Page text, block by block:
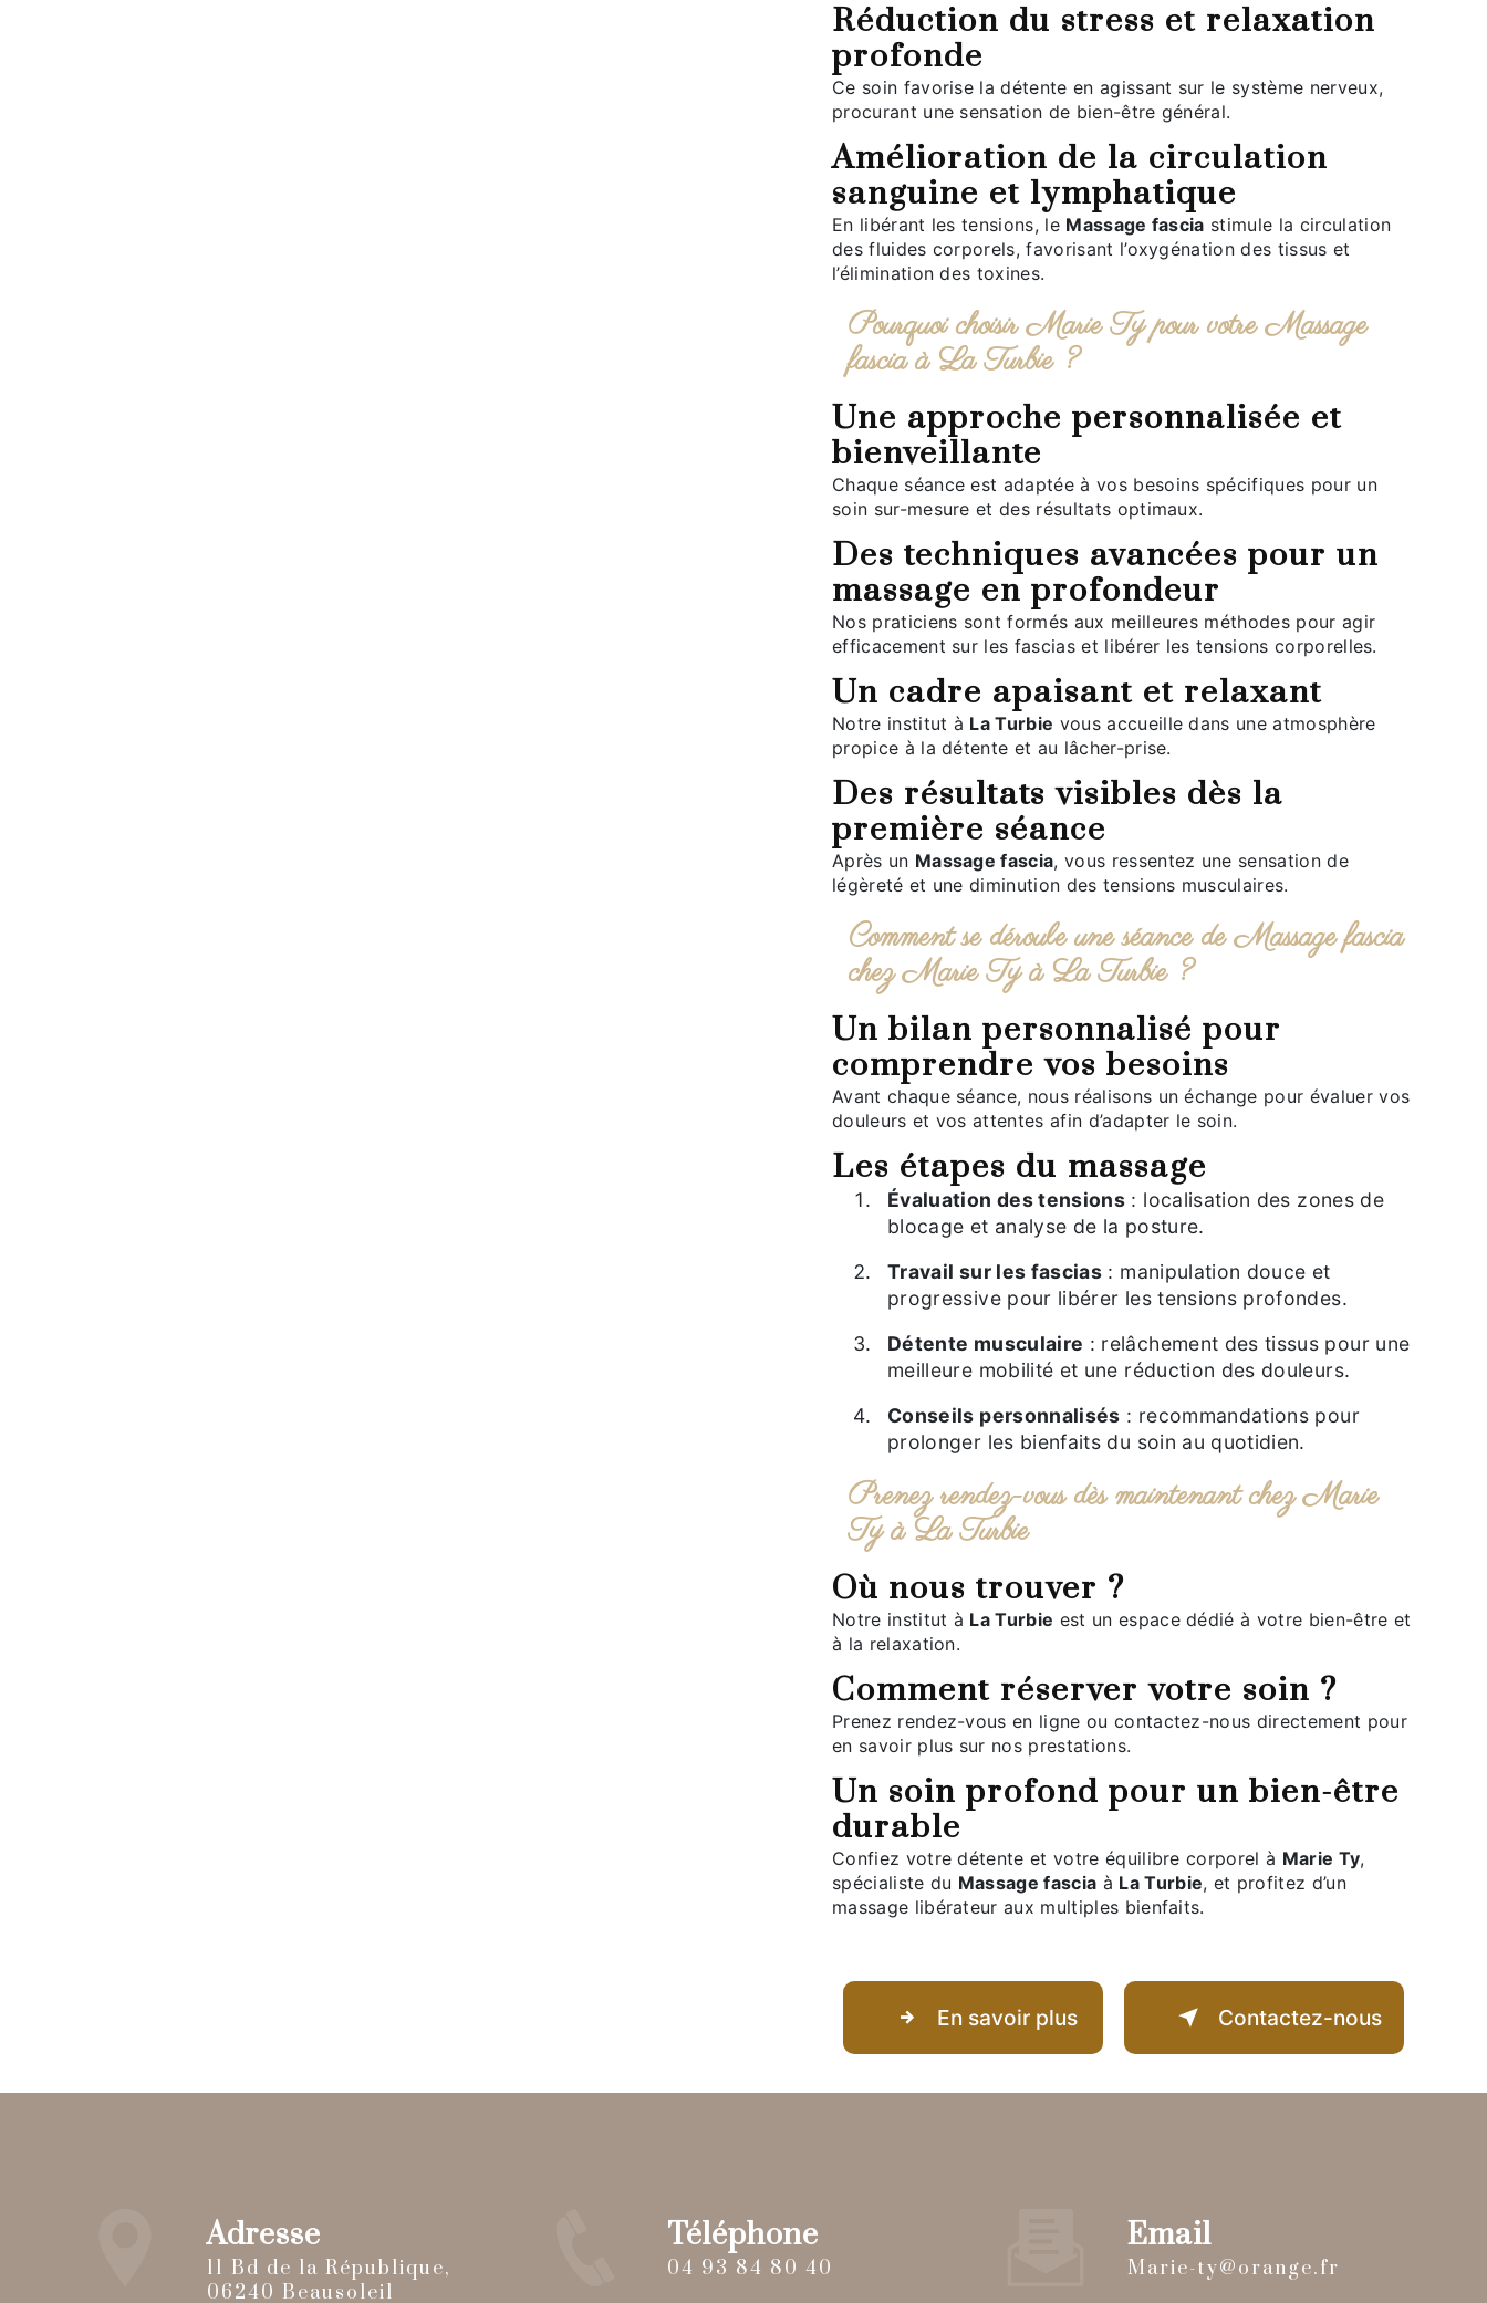
Réduction du stress et relaxation
profonde
Ce soin favorise la détente en agissant sur le système nerveux,
procurant une sensation de bien-être général.
Amélioration de la circulation
sanguine et lymphatique
En libérant les tensions, le Massage fascia stimule la circulation
des fluides corporels, favorisant l’oxygénation des tissus et
l’élimination des toxines.
Pourquoi choisir Marie Ty pour votre Massage
fascia à La Turbie ?
Une approche personnalisée et
bienveillante
Chaque séance est adaptée à vos besoins spécifiques pour un
soin sur-mesure et des résultats optimaux.
Des techniques avancées pour un
massage en profondeur
Nos praticiens sont formés aux meilleures méthodes pour agir
efficacement sur les fascias et libérer les tensions corporelles.
Un cadre apaisant et relaxant
Notre institut à La Turbie vous accueille dans une atmosphère
propice à la détente et au lâcher-prise.
Des résultats visibles dès la
première séance
Après un Massage fascia, vous ressentez une sensation de
légèreté et une diminution des tensions musculaires.
Comment se déroule une séance de Massage fascia
chez Marie Ty à La Turbie ?
Un bilan personnalisé pour
comprendre vos besoins
Avant chaque séance, nous réalisons un échange pour évaluer vos
douleurs et vos attentes afin d’adapter le soin.
Les étapes du massage
Évaluation des tensions : localisation des zones de
blocage et analyse de la posture.
Travail sur les fascias : manipulation douce et
progressive pour libérer les tensions profondes.
Détente musculaire : relâchement des tissus pour une
meilleure mobilité et une réduction des douleurs.
Conseils personnalisés : recommandations pour
prolonger les bienfaits du soin au quotidien.
Prenez rendez-vous dès maintenant chez Marie
Ty à La Turbie
Où nous trouver ?
Notre institut à La Turbie est un espace dédié à votre bien-être et
à la relaxation.
Comment réserver votre soin ?
Prenez rendez-vous en ligne ou contactez-nous directement pour
en savoir plus sur nos prestations.
Un soin profond pour un bien-être
durable
Confiez votre détente et votre équilibre corporel à Marie Ty,
spécialiste du Massage fascia à La Turbie, et profitez d’un
massage libérateur aux multiples bienfaits.
En savoir plus Contactez-nous
Adresse
11 Bd de la République,
06240 Beausoleil
Téléphone
04 93 84 80 40
Email
marie-ty@orange.fr